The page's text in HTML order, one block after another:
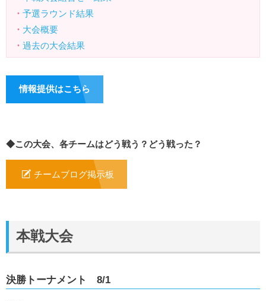
・ 予選ラウンド結果
・ 大会概要
・ 過去の大会結果
情報提供はこちら
◆この大会、各チームはどう戦う？どう戦った？
チームブログ掲示板
本戦大会
決勝トーナメント 8/1